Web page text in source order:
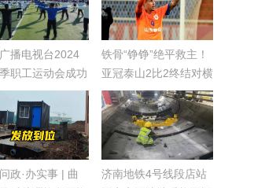
播电视台2024
职工运动会成功
铁骨“铮铮”绝平救主！
亚冠泰山2比2终结对横
滨四连败
政·办实事 | 曲
济南地铁4号线段店站